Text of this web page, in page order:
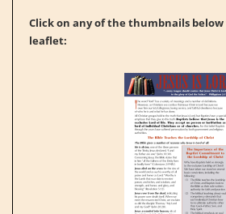
Click on any of the thumbnails below
leaflet: